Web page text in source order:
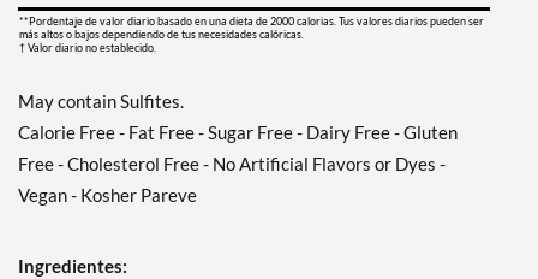
**Pordentaje de valor diario basado en una dieta de 2000 calorias. Tus valores diarios pueden ser
más altos o bajos dependiendo de tus necesidades calóricas.
† Valor diario no establecido.
May contain Sulfites.
Calorie Free - Fat Free - Sugar Free - Dairy Free - Gluten
Free - Cholesterol Free - No Artificial Flavors or Dyes -
Vegan - Kosher Pareve
Ingredientes: